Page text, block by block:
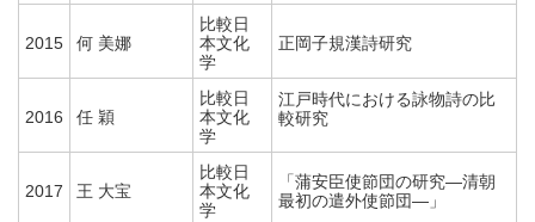
2015 何 美娜
比較日
本文化
学
正岡子規漢詩研究
2016 任 穎
比較日
本文化
学
江戸時代における詠物詩の比
較研究
2017 王 大宝
比較日
本文化
学
「蒲安臣使節団の研究―清朝
最初の遣外使節団―」